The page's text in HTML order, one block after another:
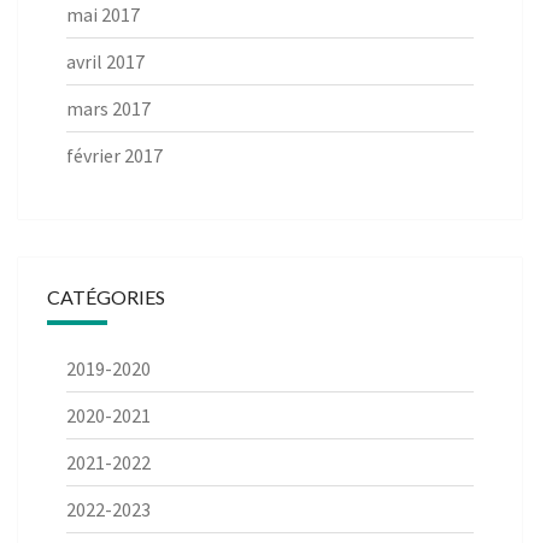
mai 2017
avril 2017
mars 2017
février 2017
CATÉGORIES
2019-2020
2020-2021
2021-2022
2022-2023